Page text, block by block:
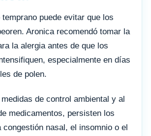
puede evitar que los
Aronica recomendó tomar la
la alergia antes de que los
especialmente en días
de polen.
de control ambiental y al
medicamentos, persisten los
congestión nasal, el insomnio o el